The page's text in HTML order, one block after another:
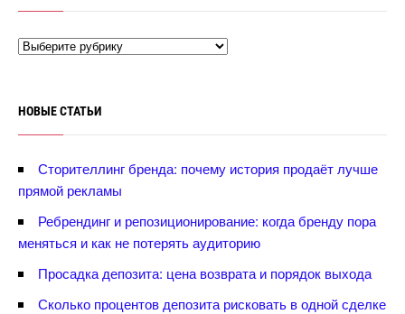
НОВЫЕ СТАТЬИ
Сторителлинг бренда: почему история продаёт лучше
прямой рекламы
Ребрендинг и репозиционирование: когда бренду пора
меняться и как не потерять аудиторию
Просадка депозита: цена возврата и порядок выхода
Сколько процентов депозита рисковать в одной сделке